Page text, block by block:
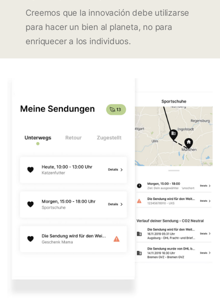
Creemos que la innovación debe utilizarse
para hacer un bien al planeta, no para
enriquecer a los individuos.